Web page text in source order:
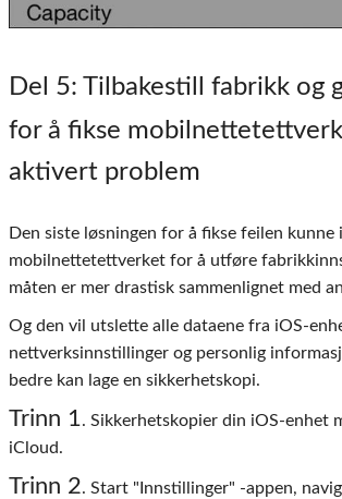
Del 5: Tilbakestill fabrikk og
for å fikse
aktivert problem
Den siste løsningen for å fikse feilen kunne
mobilnettetettverket for å utføre
måten er mer drastisk sammenlignet med
Og den vil utslette alle dataene fra iOS-
nettverksinnstillinger og personlig
bedre kan lage en sikkerhetskopi.
Trinn 1. Sikkerhetskopier din iOS-enhet
iCloud.
Trinn 2. Start "Innstillinger" -appen,